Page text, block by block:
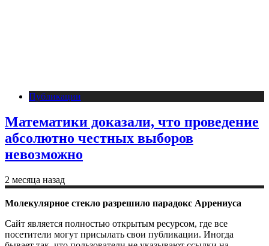
Публикации
Математики доказали, что проведение
абсолютно честных выборов
невозможно
2 месяца назад
Молекулярное стекло разрешило парадокс Аррениуса
Сайт является полностью открытым ресурсом, где все
посетители могут присылать свои публикации. Иногда